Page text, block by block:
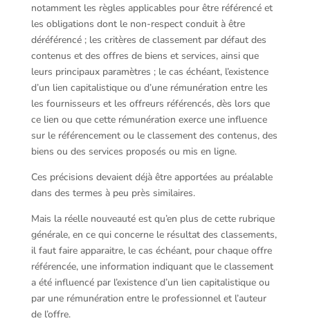
notamment les règles applicables pour être référencé et
les obligations dont le non-respect conduit à être
déréférencé ; les critères de classement par défaut des
contenus et des offres de biens et services, ainsi que
leurs principaux paramètres ; le cas échéant, l’existence
d’un lien capitalistique ou d’une rémunération entre les
les fournisseurs et les offreurs référencés, dès lors que
ce lien ou que cette rémunération exerce une influence
sur le référencement ou le classement des contenus, des
biens ou des services proposés ou mis en ligne.
Ces précisions devaient déjà être apportées au préalable
dans des termes à peu près similaires.
Mais la réelle nouveauté est qu’en plus de cette rubrique
générale, en ce qui concerne le résultat des classements,
il faut faire apparaitre, le cas échéant, pour chaque offre
référencée, une information indiquant que le classement
a été influencé par l’existence d’un lien capitalistique ou
par une rémunération entre le professionnel et l’auteur
de l’offre.